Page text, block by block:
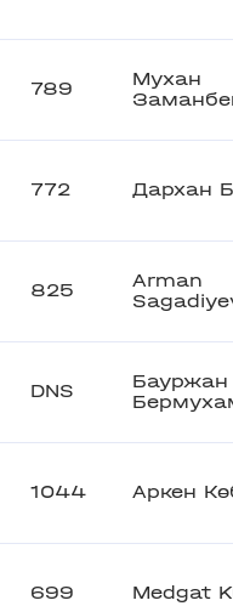
789
Мухан
772 Дархан
825
Arman
DNS
Бауржан
1044 Аркен
699 Medgat